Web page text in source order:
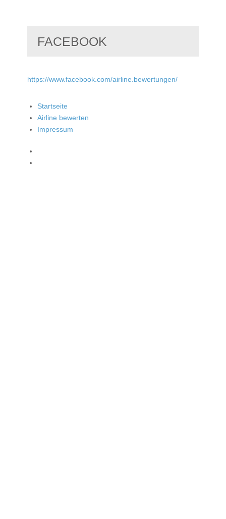
FACEBOOK
https://www.facebook.com/airline.bewertungen/
Startseite
Airline bewerten
Impressum